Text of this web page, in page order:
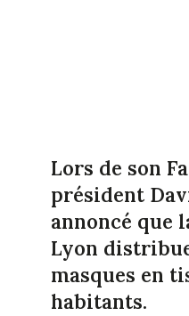
Lors de son
président
annoncé que
Lyon
masques en
habitants.